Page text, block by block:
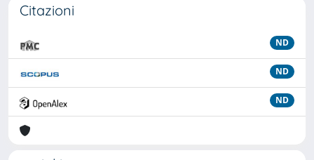
Citazioni
ND
ND
ND